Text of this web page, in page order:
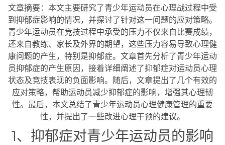
文章摘要：本文主要研究了青少年运动员在心理战过程中受
到抑郁症影响的情况，并探讨了针对这一问题的应对策略。
青少年运动员在竞技过程中承受的压力不仅来自比赛成绩，
还来自教练、家长及外界的期望，这些压力容易导致心理健
康问题的产生，特别是抑郁症。文章首先分析了青少年运动
员抑郁症的产生原因，接着详细阐述了抑郁症对运动员心理
状态及竞技表现的负面影响。随后，文章提出了几个有效的
应对策略，帮助运动员减少抑郁症的影响，增强其心理韧
性。最后，本文总结了青少年运动员心理健康管理的重要
性，并提出了一些改进心理干预的建议。
1、抑郁症对青少年运动员的影响